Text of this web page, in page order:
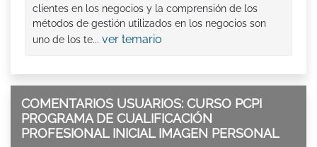
clientes en los negocios y la comprensión de los
métodos de gestión utilizados en los negocios son
uno de los te... ver temario
COMENTARIOS USUARIOS: CURSO PCPI
PROGRAMA DE CUALIFICACIÓN
PROFESIONAL INICIAL IMAGEN PERSONAL